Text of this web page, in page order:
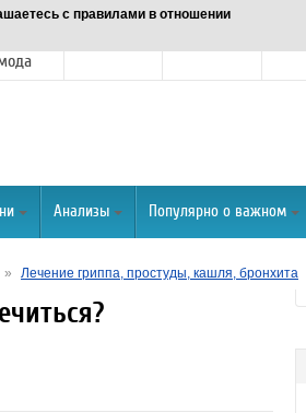
с правилами в отношении
Анализы Популярно о важном
» Лечение гриппа, простуды, кашля, бронхита